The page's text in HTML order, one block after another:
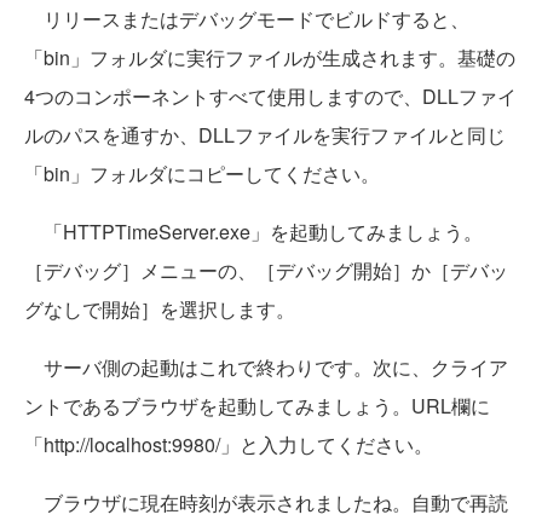
リリースまたはデバッグモードでビルドすると、
「bin」フォルダに実行ファイルが生成されます。基礎の
4つのコンポーネントすべて使用しますので、DLLファイ
ルのパスを通すか、DLLファイルを実行ファイルと同じ
「bin」フォルダにコピーしてください。
「HTTPTimeServer.exe」を起動してみましょう。
［デバッグ］メニューの、［デバッグ開始］か［デバッ
グなしで開始］を選択します。
サーバ側の起動はこれで終わりです。次に、クライア
ントであるブラウザを起動してみましょう。URL欄に
「http://localhost:9980/」と入力してください。
ブラウザに現在時刻が表示されましたね。自動で再読